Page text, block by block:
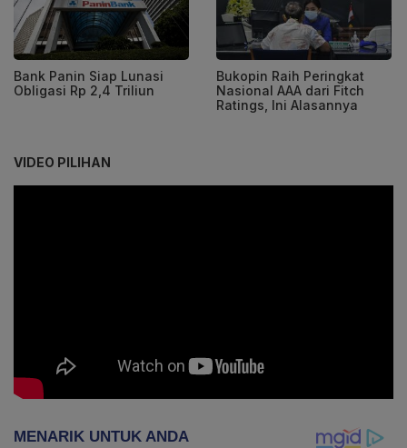
Bank Panin Siap Lunasi
Obligasi Rp 2,4 Triliun
Bukopin Raih Peringkat
Nasional AAA dari Fitch
Ratings, Ini Alasannya
VIDEO PILIHAN